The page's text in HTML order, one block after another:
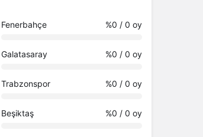
Fenerbahçe %0 / 0 oy
Galatasaray %0 / 0 oy
Trabzonspor %0 / 0 oy
Beşiktaş %0 / 0 oy